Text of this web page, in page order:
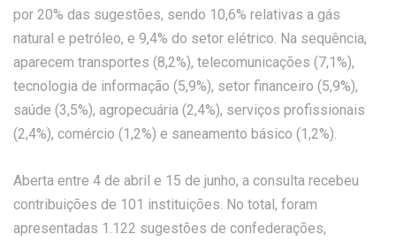
por 20% das sugestões, sendo 10,6% relativas a gás
natural e petróleo, e 9,4% do setor elétrico. Na sequência,
aparecem transportes (8,2%), telecomunicações (7,1%),
tecnologia de informação (5,9%), setor financeiro (5,9%),
saúde (3,5%), agropecuária (2,4%), serviços profissionais
(2,4%), comércio (1,2%) e saneamento básico (1,2%).
Aberta entre 4 de abril e 15 de junho, a consulta recebeu
contribuições de 101 instituições. No total, foram
apresentadas 1.122 sugestões de confederações,